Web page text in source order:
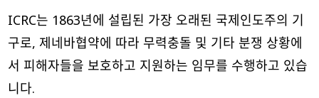
ICRC는 1863년에 설립된 가장 오래된 국제인도주의 기
구로, 제네바협약에 따라 무력충돌 및 기타 분쟁 상황에
서 피해자들을 보호하고 지원하는 임무를 수행하고 있습
니다.